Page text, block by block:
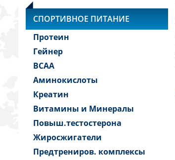
СПОРТИВНОЕ ПИТАНИЕ
Протеин
Гейнер
BCAA
Аминокислоты
Креатин
Витамины и Минералы
Повыш.тестостерона
Жиросжигатели
Предтрениров. комплексы